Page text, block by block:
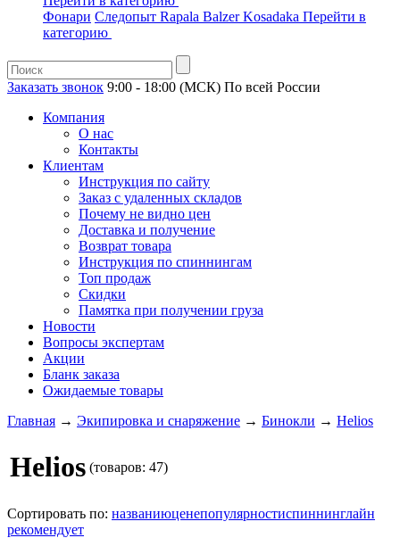
Фонари Следопыт Rapala BalzerKosadaka Перейти в
категорию
Заказать звонок 9:00 - 18:00 (МСК) По всей России
Компания
О нас
Контакты
Клиентам
Инструкция по сайту
Заказ с удаленных складов
Почему не видно цен
Доставка и получение
Возврат товара
Инструкция по спиннингам
Топ продаж
Скидки
Памятка при получении груза
Новости
Вопросы экспертам
Акции
Бланк заказа
Ожидаемые товары
Главная → Экипировка и снаряжение → Бинокли → Helios
Helios (товаров: 47)
Сортировать по: названиюценепопулярностиспиннинглайн
рекомендует